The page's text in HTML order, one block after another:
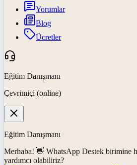
Yorumlar
Blog
Ücretler
Eğitim Danışmanı
Çevrimiçi (online)
Eğitim Danışmanı
Merhaba! 👋 WhatsApp Destek birimine
yardımcı olabiliriz?